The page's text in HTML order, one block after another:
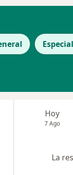
Hoy
7 Ago
La